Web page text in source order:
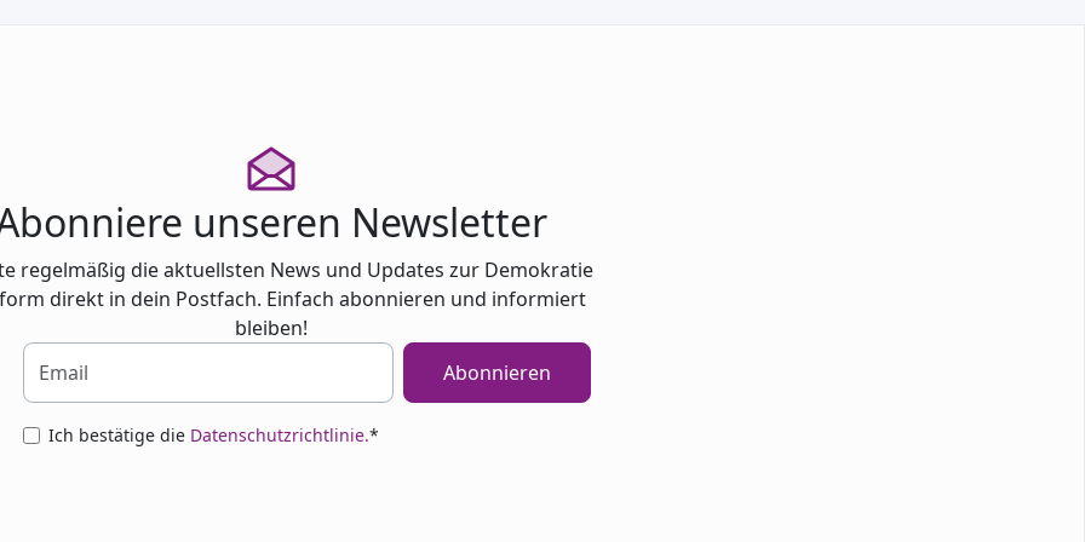
unseren Newsletter
regelmäßig die aktuellsten News und Updates zur Demokratie
direkt in dein Postfach. Einfach abonnieren und informiert
bleiben!
Ich bestätige die Datenschutzrichtlinie.*
Abonnieren